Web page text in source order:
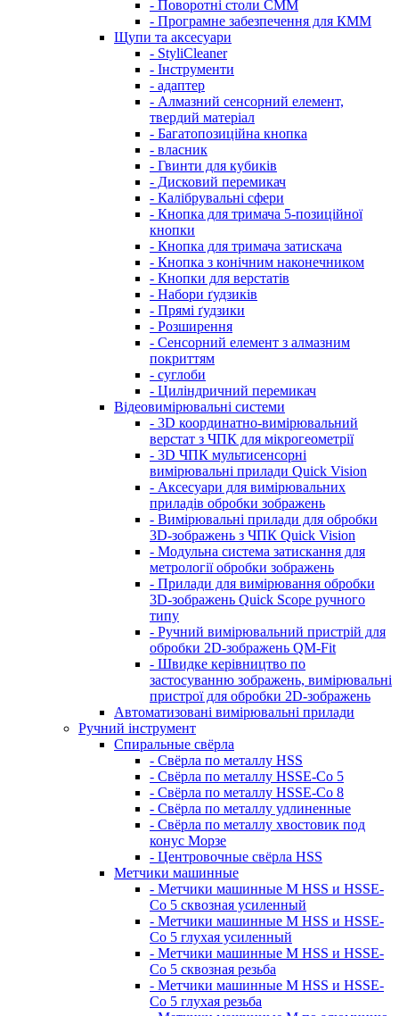
- Поворотні столи CMM
- Програмне забезпечення для КММ
Щупи та аксесуари
- StyliCleaner
- Інструменти
- адаптер
- Алмазний сенсорний елемент,
твердий матеріал
- Багатопозиційна кнопка
- власник
- Гвинти для кубиків
- Дисковий перемикач
- Калібрувальні сфери
- Кнопка для тримача 5-позиційної
кнопки
- Кнопка для тримача затискача
- Кнопка з конічним наконечником
- Кнопки для верстатів
- Набори ґудзиків
- Прямі ґудзики
- Розширення
- Сенсорний елемент з алмазним
покриттям
- суглоби
- Циліндричний перемикач
Відеовимірювальні системи
- 3D координатно-вимірювальний
верстат з ЧПК для мікрогеометрії
- 3D ЧПК мультисенсорні
вимірювальні прилади Quick Vision
- Аксесуари для вимірювальних
приладів обробки зображень
- Вимірювальні прилади для обробки
3D-зображень з ЧПК Quick Vision
- Модульна система затискання для
метрології обробки зображень
- Прилади для вимірювання обробки
3D-зображень Quick Scope ручного
типу
- Ручний вимірювальний пристрій для
обробки 2D-зображень QM-Fit
- Швидке керівництво по
застосуванню зображень, вимірювальні
пристрої для обробки 2D-зображень
Автоматизовані вимірювальні прилади
Ручний інструмент
Спиральные свёрла
- Свёрла по металлу HSS
- Свёрла по металлу HSSE-Co 5
- Свёрла по металлу HSSE-Co 8
- Свёрла по металлу удлиненные
- Свёрла по металлу хвостовик под
конус Морзе
- Центровочные свёрла HSS
Метчики машинные
- Метчики машинные M HSS и HSSE-
Co 5 сквозная усиленный
- Метчики машинные M HSS и HSSE-
Co 5 глухая усиленный
- Метчики машинные M HSS и HSSE-
Co 5 сквозная резьба
- Метчики машинные M HSS и HSSE-
Co 5 глухая резьба